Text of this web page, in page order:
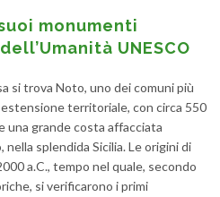
monumenti
UNESCO
si trova Noto, uno dei comuni più
territoriale, con circa 550
una grande costa affacciata
nella splendida Sicilia. Le origini di
a.C., tempo nel quale, secondo
si verificarono i primi